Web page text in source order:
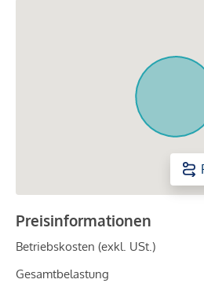
Preisinformationen
Betriebskosten (exkl. USt.)
Gesamtbelastung